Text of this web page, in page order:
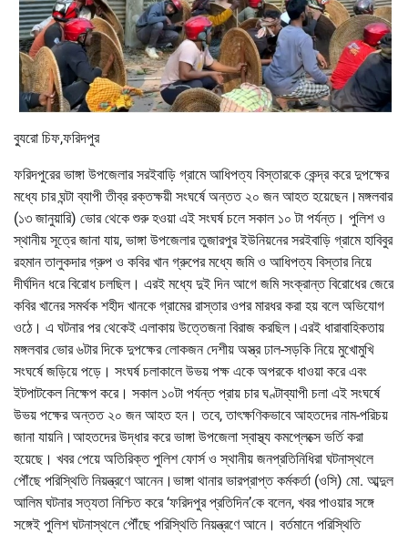
ব্যুরো চিফ,ফরিদপুর
ফরিদপুরের ভাঙ্গা উপজেলার সরইবাড়ি গ্রামে আধিপত্য বিস্তারকে কেন্দ্র করে দুপক্ষের
মধ্যে চার ঘন্টা ব্যাপী তীব্র রক্তক্ষয়ী সংঘর্ষে অন্তত ২০ জন আহত হয়েছেন।মঙ্গলবার
(১৩ জানুয়ারি) ভোর থেকে শুরু হওয়া এই সংঘর্ষ চলে সকাল ১০ টা পর্যন্ত। পুলিশ ও
স্থানীয় সূত্রে জানা যায়, ভাঙ্গা উপজেলার তুজারপুর ইউনিয়নের সরইবাড়ি গ্রামে হাবিবুর
রহমান তালুকদার গ্রুপ ও কবির খান গ্রুপের মধ্যে জমি ও আধিপত্য বিস্তার নিয়ে
দীর্ঘদিন ধরে বিরোধ চলছিল। এরই মধ্যে দুই দিন আগে জমি সংক্রান্ত বিরোধের জেরে
কবির খানের সমর্থক শহীদ খানকে গ্রামের রাস্তার ওপর মারধর করা হয় বলে অভিযোগ
ওঠে। এ ঘটনার পর থেকেই এলাকায় উত্তেজনা বিরাজ করছিল।এরই ধারাবাহিকতায়
মঙ্গলবার ভোর ৬টার দিকে দুপক্ষের লোকজন দেশীয় অস্ত্র ঢাল-সড়কি নিয়ে মুখোমুখি
সংঘর্ষে জড়িয়ে পড়ে। সংঘর্ষ চলাকালে উভয় পক্ষ একে অপরকে ধাওয়া করে এবং
ইটপাটকেল নিক্ষেপ করে। সকাল ১০টা পর্যন্ত প্রায় চার ঘণ্টাব্যাপী চলা এই সংঘর্ষে
উভয় পক্ষের অন্তত ২০ জন আহত হন। তবে, তাৎক্ষণিকভাবে আহতদের নাম-পরিচয়
জানা যায়নি।আহতদের উদ্ধার করে ভাঙ্গা উপজেলা স্বাস্থ্য কমপ্লেক্সে ভর্তি করা
হয়েছে। খবর পেয়ে অতিরিক্ত পুলিশ ফোর্স ও স্থানীয় জনপ্রতিনিধিরা ঘটনাস্থলে
পৌঁছে পরিস্থিতি নিয়ন্ত্রণে আনেন।ভাঙ্গা থানার ভারপ্রাপ্ত কর্মকর্তা (ওসি) মো. আব্দুল
আলিম ঘটনার সত্যতা নিশ্চিত করে ‘ফরিদপুর প্রতিদিন’কে বলেন, খবর পাওয়ার সঙ্গে
সঙ্গেই পুলিশ ঘটনাস্থলে পৌঁছে পরিস্থিতি নিয়ন্ত্রণে আনে। বর্তমানে পরিস্থিতি